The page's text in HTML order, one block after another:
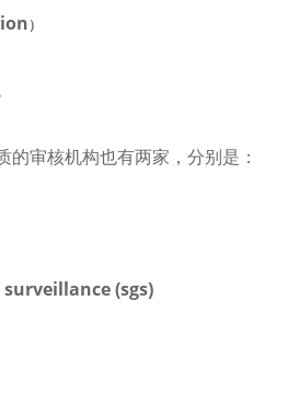
）
的审核机构也有两家，分别是：
(sgs)